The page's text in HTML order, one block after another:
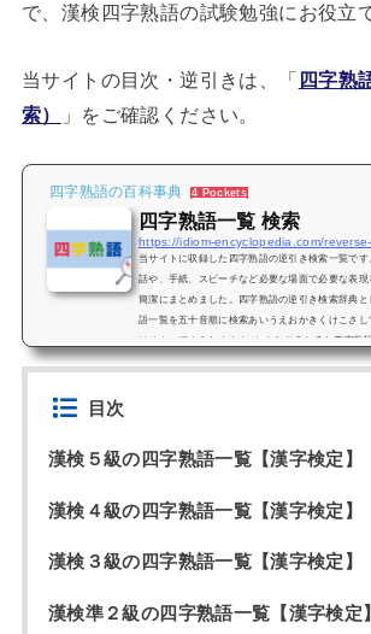
で、漢検四字熟語の試験勉強にお役立
当サイトの目次・逆引きは、「 四字熟
索）
」をご確認ください。
四字熟語の百科事典 4 Pockets
四字熟語一覧 検索
https://idiom-encyclopedia.com/
当サイトに収録した四字熟語の逆引き検索一覧で
話や、手紙、スピーチなど必要な場面で必要な表
簡潔にまとめました。四字熟語の逆引き検索辞典
語一覧を五十音順に検索あいうえおかきくけこさ
はひふへほまみむめもや ゆ よらりるれろわ四字熟
き）四字熟語「学習」■迷ったらコレ！四字熟語を
目次
漢検５級の四字熟語一覧【漢字検定】
漢検４級の四字熟語一覧【漢字検定】
漢検３級の四字熟語一覧【漢字検定】
漢検準２級の四字熟語一覧【漢字検定】